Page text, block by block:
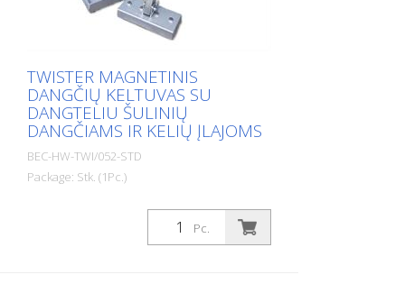
TWISTER MAGNETINIS
DANGČIŲ KELTUVAS SU
DANGTELIU ŠULINIŲ
DANGČIAMS IR KELIŲ ĮLAJOMS
BEC-HW-TWI/052-STD
Package: Stk. (1Pc.)
Magnetinis dangčių pakėlėjas Twister su
dangteliu, skirtas šulinių dangčiams ir kelių
įlajoms - Tik vienas magnetinis įrankis
Pc.